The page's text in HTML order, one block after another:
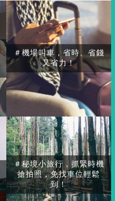
＃秘境小旅行，抓緊時機
搶拍照，免找車位輕鬆
到！
＃機場叫車，省時、省錢
又省力！